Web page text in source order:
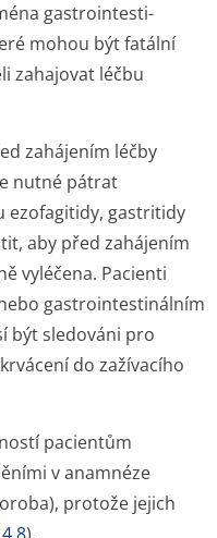
gastrointesti­
mohou být fatální
zahajovat léčbu
zahájením léčby
nutné pátrat
ezofagitidy, gastritidy
aby před zahájením
vyléčena. Pacienti
gastrointestinálním
být sledováni pro
do zažívacího
pacientům
v anamnéze
protože jejich